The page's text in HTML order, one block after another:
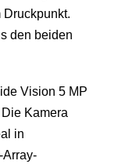
Druckpunkt.
den beiden
Vision 5 MP
Kamera
in
Array-